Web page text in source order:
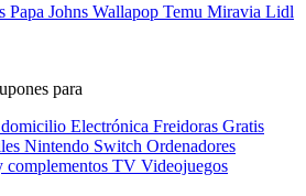
Papa Johns Wallapop Temu Miravia Lidl
para
Electrónica Freidoras Gratis
Nintendo Switch Ordenadores
complementos TV Videojuegos